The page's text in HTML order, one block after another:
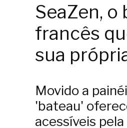
SeaZen, o
francês
sua
Movido a
'bateau'
acessíveis